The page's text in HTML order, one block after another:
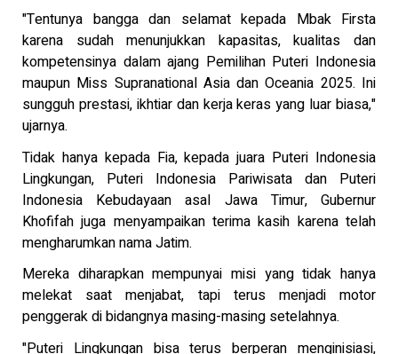
"Tentunya bangga dan selamat kepada Mbak Firsta
karena sudah menunjukkan kapasitas, kualitas dan
kompetensinya dalam ajang Pemilihan Puteri Indonesia
maupun Miss Supranational Asia dan Oceania 2025. Ini
sungguh prestasi, ikhtiar dan kerja keras yang luar biasa,"
ujarnya.
Tidak hanya kepada Fia, kepada juara Puteri Indonesia
Lingkungan, Puteri Indonesia Pariwisata dan Puteri
Indonesia Kebudayaan asal Jawa Timur, Gubernur
Khofifah juga menyampaikan terima kasih karena telah
mengharumkan nama Jatim.
Mereka diharapkan mempunyai misi yang tidak hanya
melekat saat menjabat, tapi terus menjadi motor
penggerak di bidangnya masing-masing setelahnya.
"Puteri Lingkungan bisa terus berperan menginisiasi,